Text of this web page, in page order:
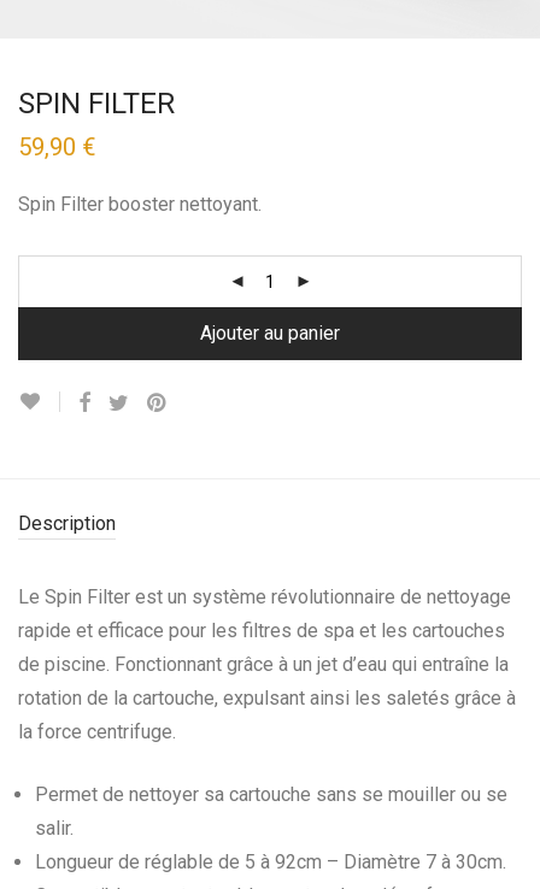
SPIN FILTER
59,90 €
Spin Filter booster nettoyant.
Ajouter au panier
Description
Le Spin Filter est un système révolutionnaire de nettoyage
rapide et efficace pour les filtres de spa et les cartouches
de piscine. Fonctionnant grâce à un jet d’eau qui entraîne la
rotation de la cartouche, expulsant ainsi les saletés grâce à
la force centrifuge.
Permet de nettoyer sa cartouche sans se mouiller ou se
salir.
Longueur de réglable de 5 à 92cm – Diamètre 7 à 30cm.